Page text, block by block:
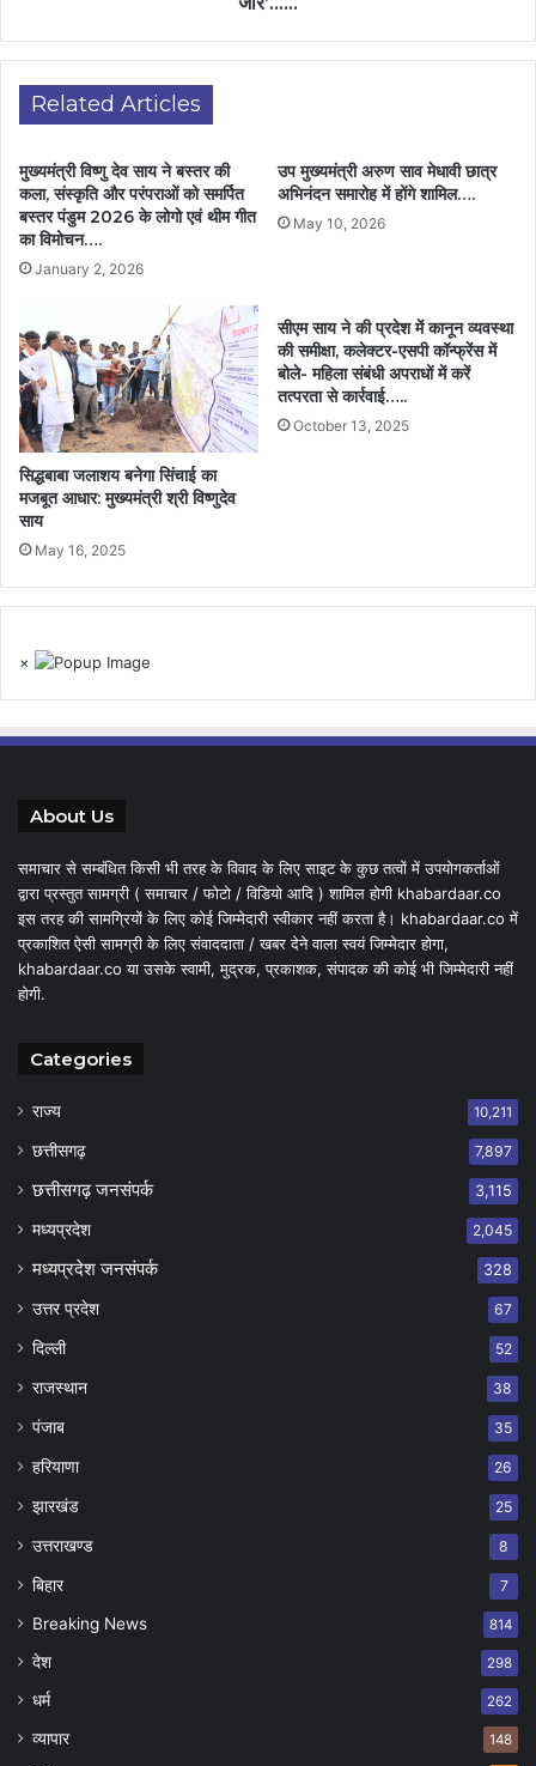
Related Articles
मुख्यमंत्री विष्णु देव साय ने बस्तर की
कला, संस्कृति और परंपराओं को समर्पित
बस्तर पंडुम 2026 के लोगो एवं थीम गीत
का विमोचन….
January 2, 2026
उप मुख्यमंत्री अरुण साव मेधावी छात्र
अभिनंदन समारोह में होंगे शामिल….
May 10, 2026
सिद्धबाबा जलाशय बनेगा सिंचाई का
मजबूत आधार: मुख्यमंत्री श्री विष्णुदेव
साय
May 16, 2025
सीएम साय ने की प्रदेश में कानून व्यवस्था
की समीक्षा, कलेक्टर-एसपी कॉन्फ्रेंस में
बोले- महिला संबंधी अपराधों में करें
तत्परता से कार्रवाई…..
October 13, 2025
×
About Us
समाचार से सम्बंधित किसी भी तरह के विवाद के लिए साइट के कुछ तत्वों में उपयोगकर्ताओं
द्वारा प्रस्तुत सामग्री ( समाचार / फोटो / विडियो आदि ) शामिल होगी khabardaar.co
इस तरह की सामग्रियों के लिए कोई जिम्मेदारी स्वीकार नहीं करता है। khabardaar.co में
प्रकाशित ऐसी सामग्री के लिए संवाददाता / खबर देने वाला स्वयं जिम्मेदार होगा,
khabardaar.co या उसके स्वामी, मुद्रक, प्रकाशक, संपादक की कोई भी जिम्मेदारी नहीं
होगी.
Categories
राज्य 10,211
छत्तीसगढ़ 7,897
छत्तीसगढ़ जनसंपर्क 3,115
मध्यप्रदेश 2,045
मध्यप्रदेश जनसंपर्क 328
उत्तर प्रदेश 67
दिल्ली 52
राजस्थान 38
पंजाब 35
हरियाणा 26
झारखंड 25
उत्तराखण्ड 8
बिहार 7
Breaking News 814
देश 298
धर्म 262
व्यापार 148